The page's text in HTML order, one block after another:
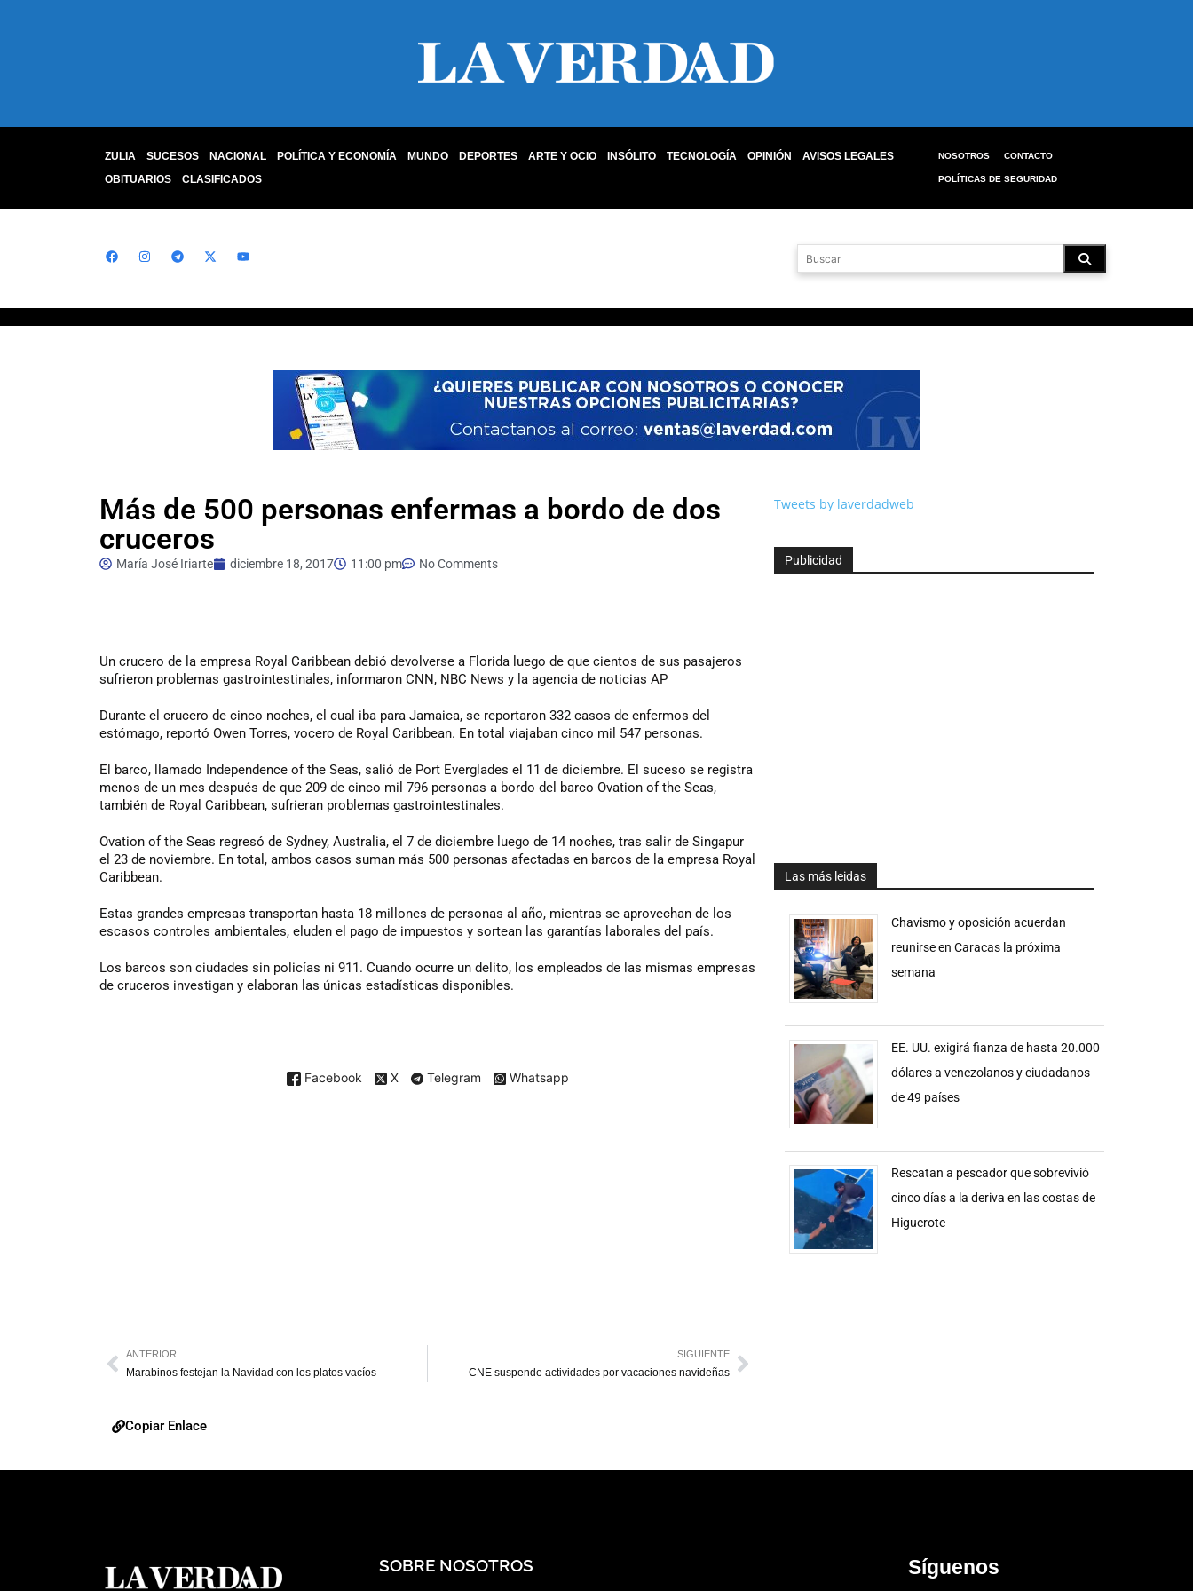
ZULIA SUCESOS NACIONAL POLÍTICA Y ECONOMÍA MUNDO DEPORTES ARTE Y OCIO INSÓLITO TECNOLOGÍA OPINIÓN
AVISOS LEGALES
OBITUARIOS
CLASIFICADOS
NOSOTROS CONTACTO
POLÍTICAS DE SEGURIDAD
Más de 500 personas enfermas a bordo de dos
cruceros
María José Iriarte diciembre 18, 2017 11:00 pm No Comments
Un crucero de la empresa Royal Caribbean debió devolverse a Florida luego de que cientos de sus pasajeros
sufrieron problemas gastrointestinales, informaron CNN, NBC News y la agencia de noticias AP
Durante el crucero de cinco noches, el cual iba para Jamaica, se reportaron 332 casos de enfermos del
estómago, reportó Owen Torres, vocero de Royal Caribbean. En total viajaban cinco mil 547 personas.
El barco, llamado Independence of the Seas, salió de Port Everglades el 11 de diciembre. El suceso se registra
menos de un mes después de que 209 de cinco mil 796 personas a bordo del barco Ovation of the Seas,
también de Royal Caribbean, sufrieran problemas gastrointestinales.
Ovation of the Seas regresó de Sydney, Australia, el 7 de diciembre luego de 14 noches, tras salir de Singapur
el 23 de noviembre. En total, ambos casos suman más 500 personas afectadas en barcos de la empresa Royal
Caribbean.
Estas grandes empresas transportan hasta 18 millones de personas al año, mientras se aprovechan de los
escasos controles ambientales, eluden el pago de impuestos y sortean las garantías laborales del país.
Los barcos son ciudades sin policías ni 911. Cuando ocurre un delito, los empleados de las mismas empresas
de cruceros investigan y elaboran las únicas estadísticas disponibles.
Facebook X Telegram Whatsapp
Tweets by laverdadweb
Publicidad
Las más leidas
Chavismo y oposición acuerdan
reunirse en Caracas la próxima
semana
EE. UU. exigirá fianza de hasta 20.000
dólares a venezolanos y ciudadanos
de 49 países
Rescatan a pescador que sobrevivió
cinco días a la deriva en las costas de
Higuerote
ANTERIOR
Marabinos festejan la Navidad con los platos vacíos
SIGUIENTE
CNE suspende actividades por vacaciones navideñas
Copiar Enlace
SOBRE NOSOTROS Síguenos